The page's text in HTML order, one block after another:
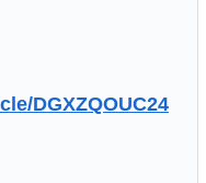
DGXZQOUC24